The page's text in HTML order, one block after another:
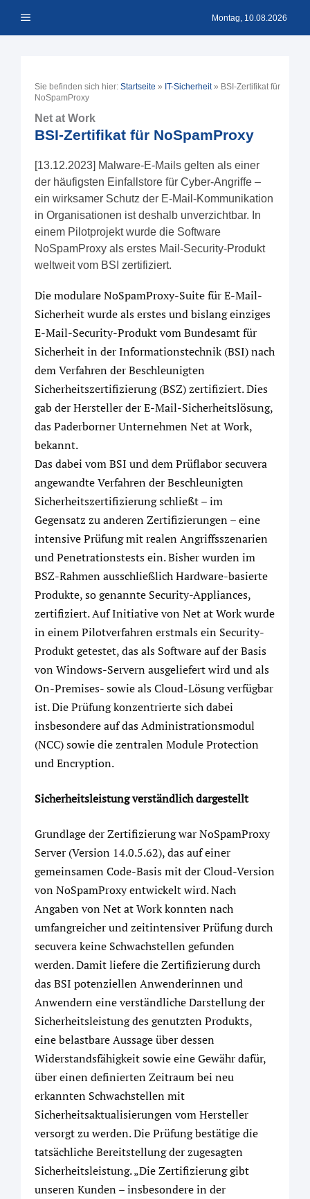
Inhalt Menü Montag, 10.08.2026
Sie befinden sich hier: Startseite » IT-Sicherheit» BSI-Zertifikat für
NoSpamProxy
Net at Work
BSI-Zertifikat für NoSpamProxy
[13.12.2023] Malware-E-Mails gelten als einer
der häufigsten Einfallstore für Cyber-Angriffe –
ein wirksamer Schutz der E-Mail-Kommunikation
in Organisationen ist deshalb unverzichtbar. In
einem Pilotprojekt wurde die Software
NoSpamProxy als erstes Mail-Security-Produkt
weltweit vom BSI zertifiziert.
Die modulare NoSpamProxy-Suite für E-Mail-
Sicherheit wurde als erstes und bislang einziges
E-Mail-Security-Produkt vom Bundesamt für
Sicherheit in der Informationstechnik (BSI) nach
dem Verfahren der Beschleunigten
Sicherheitszertifizierung (BSZ) zertifiziert. Dies
gab der Hersteller der E-Mail-Sicherheitslösung,
das Paderborner Unternehmen Net at Work,
bekannt.
Das dabei vom BSI und dem Prüflabor secuvera
angewandte Verfahren der Beschleunigten
Sicherheitszertifizierung schließt – im
Gegensatz zu anderen Zertifizierungen – eine
intensive Prüfung mit realen Angriffsszenarien
und Penetrationstests ein. Bisher wurden im
BSZ-Rahmen ausschließlich Hardware-basierte
Produkte, so genannte Security-Appliances,
zertifiziert. Auf Initiative von Net at Work wurde
in einem Pilotverfahren erstmals ein Security-
Produkt getestet, das als Software auf der Basis
von Windows-Servern ausgeliefert wird und als
On-Premises- sowie als Cloud-Lösung verfügbar
ist. Die Prüfung konzentrierte sich dabei
insbesondere auf das Administrationsmodul
(NCC) sowie die zentralen Module Protection
und Encryption.
Sicherheitsleistung verständlich dargestellt
Grundlage der Zertifizierung war NoSpamProxy
Server (Version 14.0.5.62), das auf einer
gemeinsamen Code-Basis mit der Cloud-Version
von NoSpamProxy entwickelt wird. Nach
Angaben von Net at Work konnten nach
umfangreicher und zeitintensiver Prüfung durch
secuvera keine Schwachstellen gefunden
werden. Damit liefere die Zertifizierung durch
das BSI potenziellen Anwenderinnen und
Anwendern eine verständliche Darstellung der
Sicherheitsleistung des genutzten Produkts,
eine belastbare Aussage über dessen
Widerstandsfähigkeit sowie eine Gewähr dafür,
über einen definierten Zeitraum bei neu
erkannten Schwachstellen mit
Sicherheitsaktualisierungen vom Hersteller
versorgt zu werden. Die Prüfung bestätige die
tatsächliche Bereitstellung der zugesagten
Sicherheitsleistung. „Die Zertifizierung gibt
unseren Kunden – insbesondere in der